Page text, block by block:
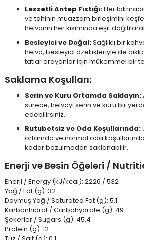
Lezzetli Antep Fıstığı:Her
ve tahinin muazzam birleşimini
helvanın her kısımında eşit
Besleyici ve Doğal:Sağlıklı bir
helva, besleyici özellikleriyle de
tatlar arayanlar için mükemmel bir
Saklama Koşulları:
Serin ve Kuru Ortamda Saklayın:
sürece, helvayı serin ve kuru bir
edebilirsiniz.
Rutubetsiz ve Oda Koşullarında:
ortamda ve normal oda
kadar bozulmadan saklanabilir.
Enerji ve Besin Öğeleri /
Enerji / Energy (kJ/kcal): 2226 / 532
Yağ / Fat (g): 32
Doymuş Yağ / Saturated Fat (g): 5,1
Karbonhidrat / Carbohydrate (g): 49
Şekerler / Sugars (g): 45,4
Protein (g): 12